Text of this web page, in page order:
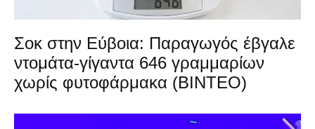
Σοκ στην Εύβοια: Παραγωγός έβγαλε
ντομάτα-γίγαντα 646 γραμμαρίων
χωρίς φυτοφάρμακα (ΒΙΝΤΕΟ)